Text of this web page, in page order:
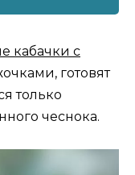
кабачки с
готовят
только
чеснока.